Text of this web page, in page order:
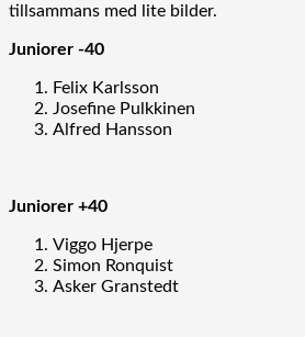
tillsammans med lite bilder.
Juniorer -40
Felix Karlsson
Josefine Pulkkinen
Alfred Hansson
Juniorer +40
Viggo Hjerpe
Simon Ronquist
Asker Granstedt